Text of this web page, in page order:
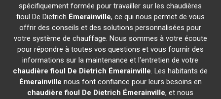
spécifiquement formée pour travailler sur les chaudières
fioul De Dietrich Émerainville, ce qui nous permet de vous
offrir des conseils et des solutions personnalisées pour
votre système de chauffage. Nous sommes à votre écoute
pour répondre à toutes vos questions et vous fournir des
informations sur la maintenance et l'entretien de votre
chaudière fioul De Dietrich Émerainville. Les habitants de
Émerainville nous font confiance pour leurs besoins en
chaudière fioul De Dietrich Émerainville, et nous